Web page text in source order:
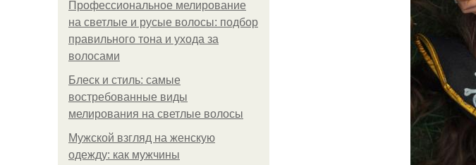
Профессиональное мелирование
на светлые и русые волосы: подбор
правильного тона и ухода за
волосами
Блеск и стиль: самые
востребованные виды
мелирования на светлые волосы
Мужской взгляд на женскую
одежду: как мужчины